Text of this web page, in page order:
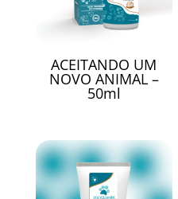
ACEITANDO UM
NOVO ANIMAL –
50ml